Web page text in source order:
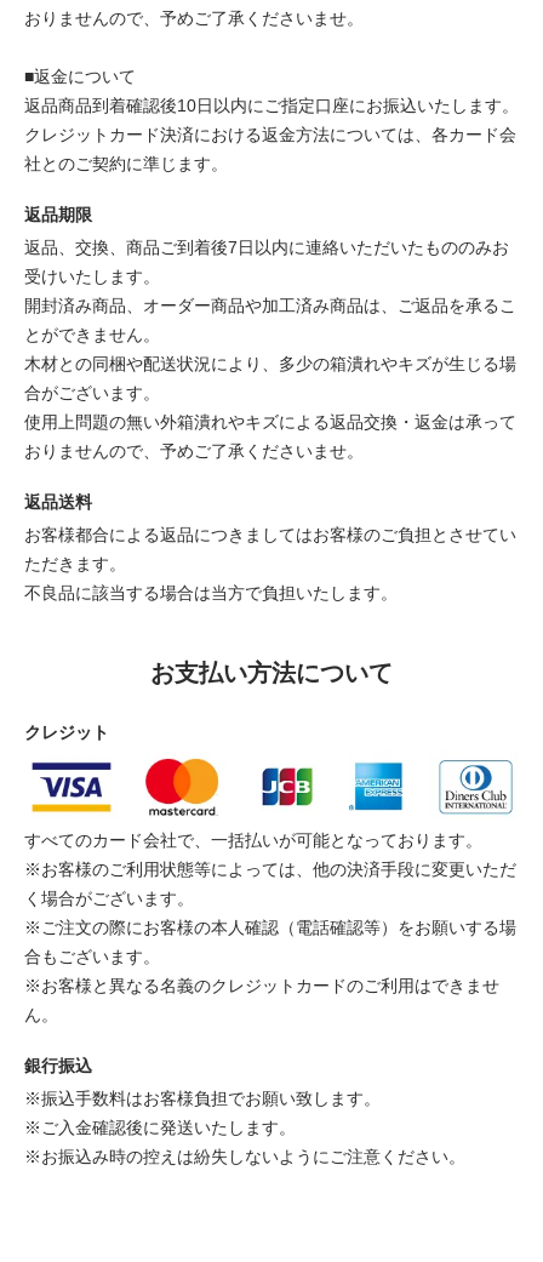
おりませんので、予めご了承くださいませ。
■返金について
返品商品到着確認後10日以内にご指定口座にお振込いたします。
クレジットカード決済における返金方法については、各カード会
社とのご契約に準じます。
返品期限
返品、交換、商品ご到着後7日以内に連絡いただいたもののみお
受けいたします。
開封済み商品、オーダー商品や加工済み商品は、ご返品を承るこ
とができません。
木材との同梱や配送状況により、多少の箱潰れやキズが生じる場
合がございます。
使用上問題の無い外箱潰れやキズによる返品交換・返金は承って
おりませんので、予めご了承くださいませ。
返品送料
お客様都合による返品につきましてはお客様のご負担とさせてい
ただきます。
不良品に該当する場合は当方で負担いたします。
お支払い方法について
クレジット
すべてのカード会社で、一括払いが可能となっております。
※お客様のご利用状態等によっては、他の決済手段に変更いただ
く場合がございます。
※ご注文の際にお客様の本人確認（電話確認等）をお願いする場
合もございます。
※お客様と異なる名義のクレジットカードのご利用はできませ
ん。
銀行振込
※振込手数料はお客様負担でお願い致します。
※ご入金確認後に発送いたします。
※お振込み時の控えは紛失しないようにご注意ください。